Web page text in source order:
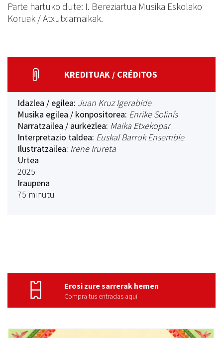
Parte hartuko dute: I. Bereziartua Musika Eskolako
Koruak / Atxutxiamaikak.
KREDITUAK / CRÉDITOS
Idazlea / egilea: Juan Kruz Igerabide
Musika egilea / konpositorea: Enrike Solinís
Narratzailea / aurkezlea: Maika Etxekopar
Interpretazio taldea: Euskal Barrok Ensemble
Ilustratzailea: Irene Irureta
Urtea
2025
Iraupena
75 minutu
Erosi zure sarrerak hemen
Compra tus entradas aquí